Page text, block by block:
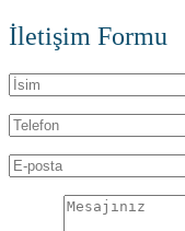
İletişim Formu